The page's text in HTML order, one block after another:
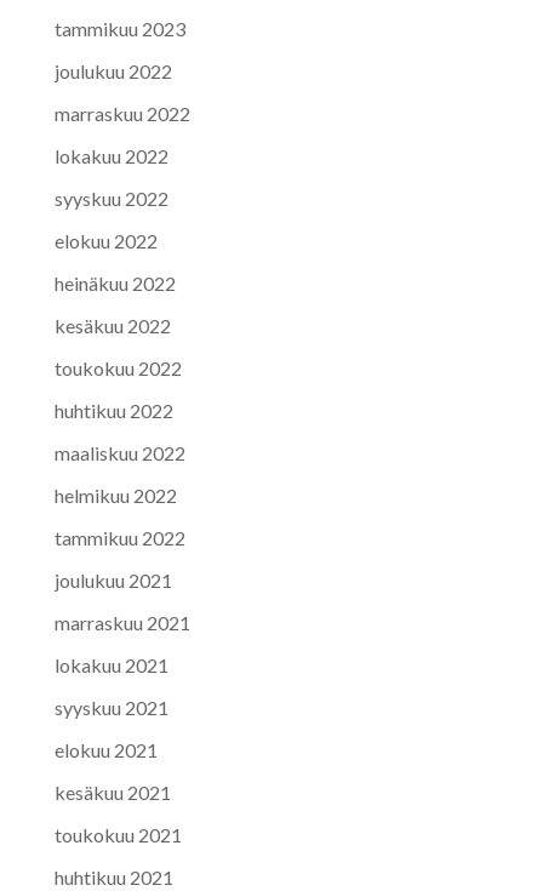
tammikuu 2023
joulukuu 2022
marraskuu 2022
lokakuu 2022
syyskuu 2022
elokuu 2022
heinäkuu 2022
kesäkuu 2022
toukokuu 2022
huhtikuu 2022
maaliskuu 2022
helmikuu 2022
tammikuu 2022
joulukuu 2021
marraskuu 2021
lokakuu 2021
syyskuu 2021
elokuu 2021
kesäkuu 2021
toukokuu 2021
huhtikuu 2021